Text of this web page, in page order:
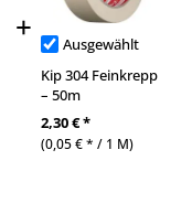
Ausgewählt
Kip 304 Feinkrepp
– 50m
2,30 € *
(0,05 € * / 1 M)